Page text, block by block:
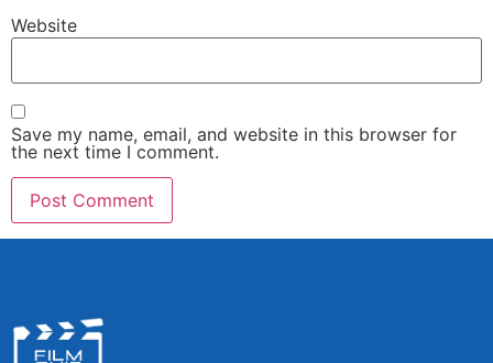
Website
Save my name, email, and website in this browser for
the next time I comment.